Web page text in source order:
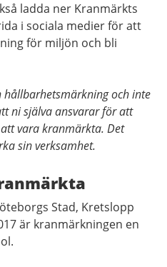
ladda ner Kranmärkts
i sociala medier för att
för miljön och bli
och inte
ni själva ansvarar för att
vara kranmärkta. Det
sin verksamhet.
Stad, Kretslopp
är kranmärkningen en